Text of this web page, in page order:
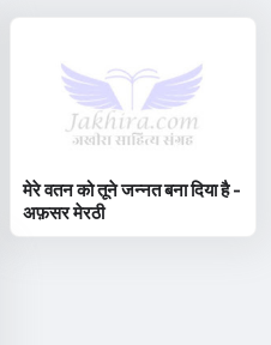
मेरे वतन को तूने जन्नत बना दिया है -
अफ़सर मेरठी